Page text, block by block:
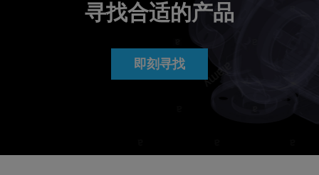
寻找合适的产品
即刻寻找